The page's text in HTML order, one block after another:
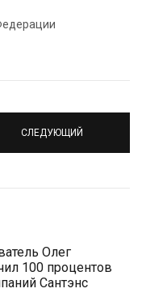
СЛЕДУЮЩИЙ
Олег
100 процентов
Сантэнс